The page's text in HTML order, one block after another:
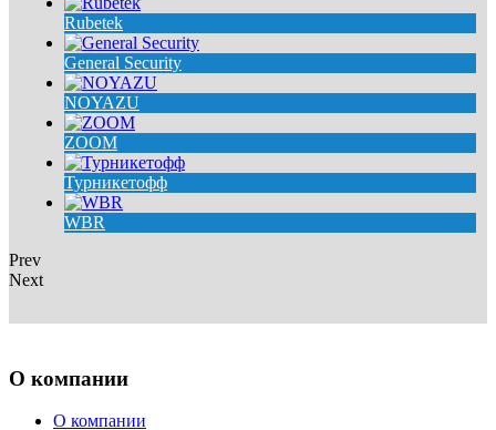
Rubetek
General Security
NOYAZU
ZOOM
Турникетофф
WBR
Prev
Next
О компании
О компании